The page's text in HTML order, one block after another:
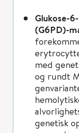
Glukose-
(G6PD)-
med
og rundt
genetisk